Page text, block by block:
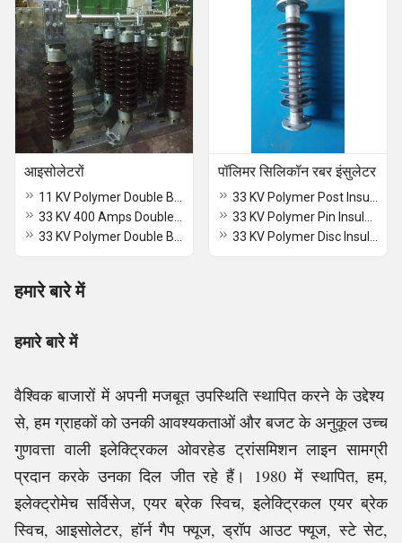
आइसोलेटरों पॉलिमर सिलिकॉन रबर इंसुलेटर
हमारे बारे में
हमारे बारे में
वैश्विक बाजारों में अपनी मजबूत उपस्थिति स्थापित करने के उद्देश्य
से, हम ग्राहकों को उनकी आवश्यकताओं और बजट के अनुकूल उच्च
गुणवत्ता वाली इलेक्ट्रिकल ओवरहेड ट्रांसमिशन लाइन सामग्री
प्रदान करके उनका दिल जीत रहे हैं। 1980 में स्थापित, हम,
इलेक्ट्रोमेच सर्विसेज, एयर ब्रेक स्विच, इलेक्ट्रिकल एयर ब्रेक
स्विच, आइसोलेटर, हॉर्न गैप फ्यूज, ड्रॉप आउट फ्यूज, स्टे सेट,